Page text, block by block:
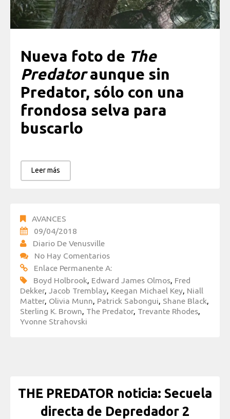
Nueva foto de The
Predatoraunque sin
Predator, sólo con una
frondosa selva para
buscarlo
Leer más
AVANCES
09/04/2018
Diario De Venusville
No Hay Comentarios
Enlace Permanente A:
Boyd Holbrook, Edward James Olmos, Fred
Dekker, Jacob Tremblay, Keegan Michael Key, Niall
Matter, Olivia Munn, Patrick Sabongui, Shane Black,
Sterling K. Brown, The Predator, Trevante Rhodes,
Yvonne Strahovski
THE PREDATOR noticia: Secuela
directa de Depredador 2